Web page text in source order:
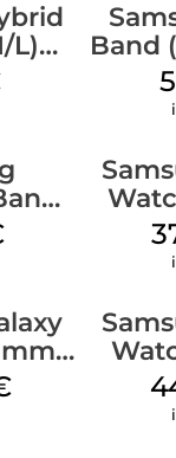
L)
Band